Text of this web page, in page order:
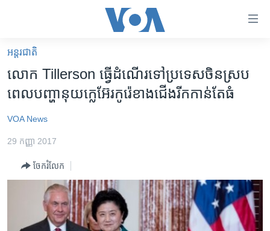
គេហទំព័រ​
ទាក់ទង
និង​
ទំព័រ​
ហេឡូវីអូអេ
កម្ពុជាច្នៃប្រតិដ្ឋ
ព្រឹត្តិការណ៍ព័ត៌មាន
ទូរទស្សន៍ / វីដេអូ​
អន្តរជាតិ
លោក​ Tillerson ធ្វើ​ដំណើរ​ទៅ​ប្រទេស​ចិន​ស្រប​
ពេល​បញ្ហា​នុយក្លេអ៊ែរ​កូរ៉េ​ខាង​ជើង​រីក​កាន់​តែ​ធំ
VOA News
29 កញ្ញា 2017
ចែករំលែក